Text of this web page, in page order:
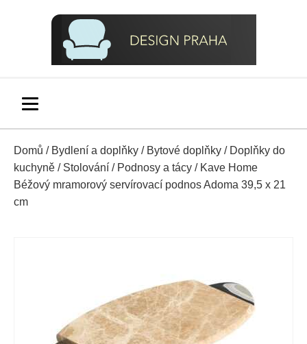
Domů / Bydlení a doplňky / Bytové doplňky / Doplňky do
kuchyně / Stolování / Podnosy a tácy / Kave Home
Béžový mramorový servírovací podnos Adoma 39,5 x 21
cm